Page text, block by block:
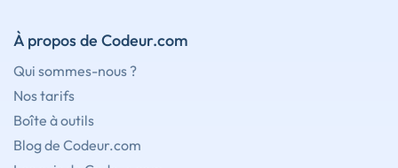
À propos de Codeur.com
Qui sommes-nous ?
Nos tarifs
Boîte à outils
Blog de Codeur.com